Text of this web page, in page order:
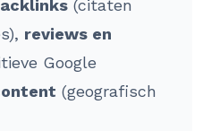
(citaten
reviews en
Google
(geografisch